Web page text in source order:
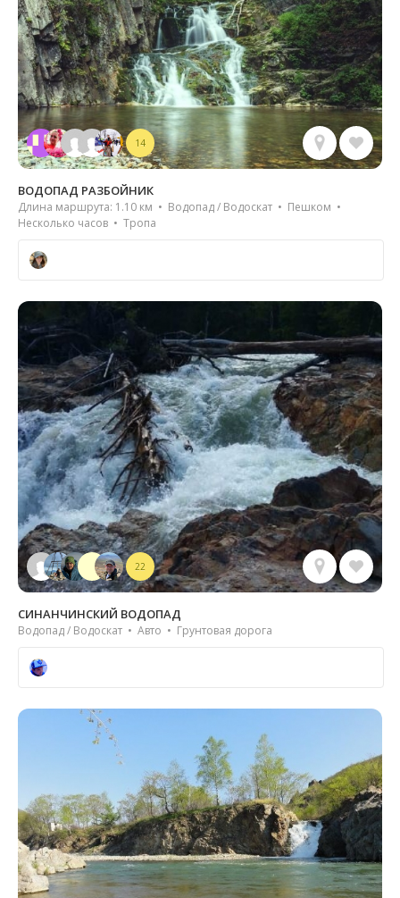
14
ВОДОПАД РАЗБОЙНИК
Длина маршрута: 1.10 км • Водопад / Водоскат • Пешком •
Несколько часов • Тропа
22
СИНАНЧИНСКИЙ ВОДОПАД
Водопад / Водоскат • Авто • Грунтовая дорога